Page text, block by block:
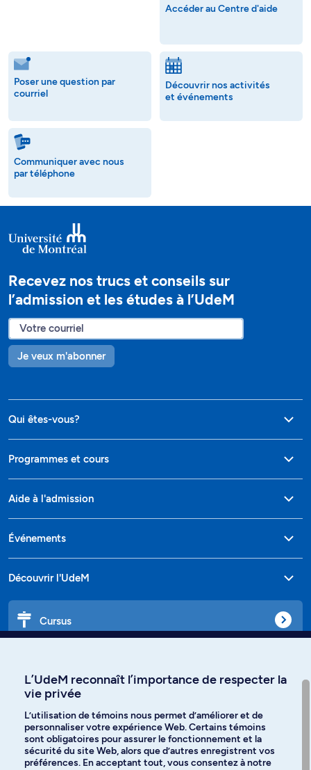
Accéder au Centre d'aide
Poser une question par
courriel
Découvrir nos activités
et événements
Communiquer avec nous
par téléphone
Recevez nos trucs et conseils sur
l’admission et les études à l’UdeM
Je veux m'abonner
Qui êtes-vous?
Programmes et cours
Aide à l'admission
Événements
Découvrir l'UdeM
Cursus
Langues
L’UdeM reconnaît l’importance de respecter la
vie privée
L’utilisation de témoins nous permet d’améliorer et de
personnaliser votre expérience Web. Certains témoins
sont obligatoires pour assurer le fonctionnement et la
sécurité du site Web, alors que d’autres enregistrent vos
préférences. En acceptant tout, vous consentez à notre